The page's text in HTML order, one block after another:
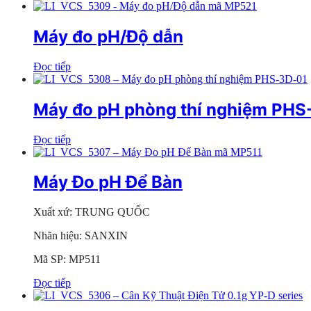
Máy đo pH/Độ dẫn
Đọc tiếp
Máy đo pH phòng thí nghiệm
Đọc tiếp
Máy Đo pH Để Bàn
Xuất xứ: TRUNG QUỐC
Nhãn hiệu: SANXIN
Mã SP: MP511
Đọc tiếp